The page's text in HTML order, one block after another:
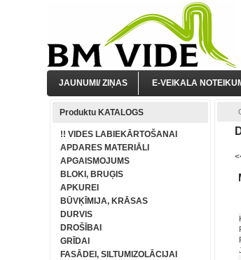
JAUNUMI/ ZIŅAS E-VEIKALA
Produktu KATALOGS
!! VIDES LABIEKĀRTOŠANAI
APDARES MATERIĀLI
APGAISMOJUMS
BLOKI, BRUĢIS
APKUREI
BŪVĶĪMIJA, KRĀSAS
DURVIS
DROŠĪBAI
GRĪDAI
FASĀDEI, SILTUMIZOLĀCIJAI